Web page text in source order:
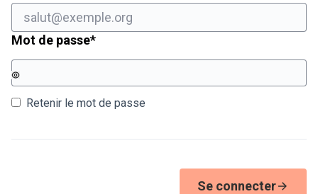
Mot de passe*Champ obligatoire
Retenir le mot de passe
Se connecter